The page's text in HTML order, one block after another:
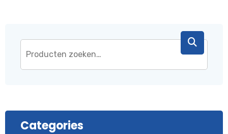
Categories